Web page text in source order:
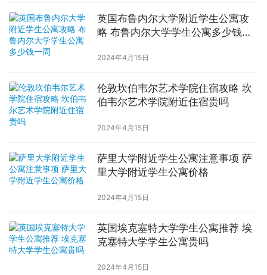
英国布鲁内尔大学附近学生公寓攻
略 布鲁内尔大学学生公寓多少钱一
2024年4月15日
伦敦坎伯韦尔艺术学院住宿攻略 坎
伯韦尔艺术学院附近住宿贵吗
2024年4月15日
萨里大学附近学生公寓注意事项 萨
里大学附近学生公寓价格
2024年4月15日
英国埃克塞特大学学生公寓推荐 埃
克塞特大学学生公寓贵吗
2024年4月15日